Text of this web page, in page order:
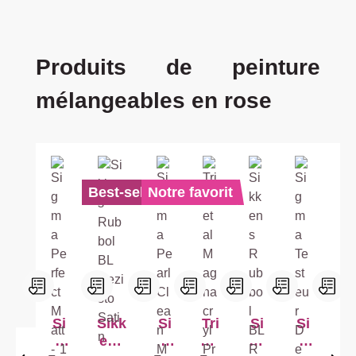
Ignorer la galerie de produits
Produits de peinture
mélangeables en rose
Si
g
Best-seller
Sikk
ens
Notre favorit
Si
g
Tri
me
Si
kk
Si
g